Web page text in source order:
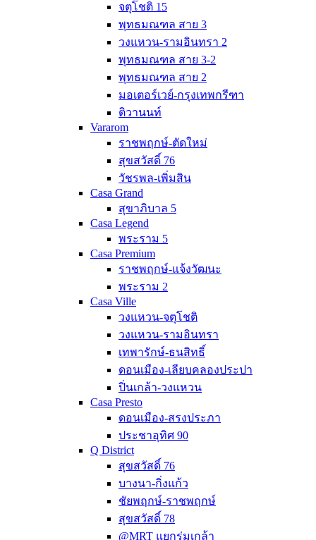
จตุโชติ 15
พุทธมณฑล สาย 3
วงแหวน-รามอินทรา 2
พุทธมณฑล สาย 3-2
พุทธมณฑล สาย 2
มอเตอร์เวย์-กรุงเทพกรีฑา
ติวานนท์
Vararom
ราชพฤกษ์-ตัดใหม่
สุขสวัสดิ์ 76
วัชรพล-เพิ่มสิน
Casa Grand
สุขาภิบาล 5
Casa Legend
พระราม 5
Casa Premium
ราชพฤกษ์-แจ้งวัฒนะ
พระราม 2
Casa Ville
วงแหวน-จตุโชติ
วงแหวน-รามอินทรา
เทพารักษ์-ธนสิทธิ์
ดอนเมือง-เลียบคลองประปา
ปิ่นเกล้า-วงแหวน
Casa Presto
ดอนเมือง-สรงประภา
ประชาอุทิศ 90
Q District
สุขสวัสดิ์ 76
บางนา-กิ่งแก้ว
ชัยพฤกษ์-ราชพฤกษ์
สุขสวัสดิ์ 78
@MRT แยกร่มเกล้า